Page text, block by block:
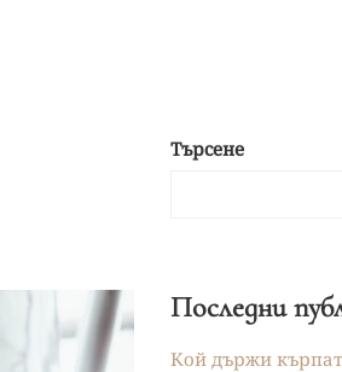
Търсене
Последни
Кой държи